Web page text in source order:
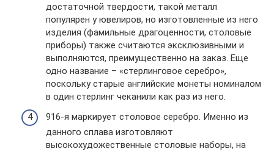
достаточной твердости, такой металл
популярен у ювелиров, но изготовленные из него
изделия (фамильные драгоценности, столовые
приборы) также считаются эксклюзивными и
выполняются, преимущественно на заказ. Еще
одно название – «стерлинговое серебро»,
поскольку старые английские монеты номиналом
в один стерлинг чеканили как раз из него.
916-я маркирует столовое серебро. Именно из
данного сплава изготовляют
высокохудожественные столовые наборы, на